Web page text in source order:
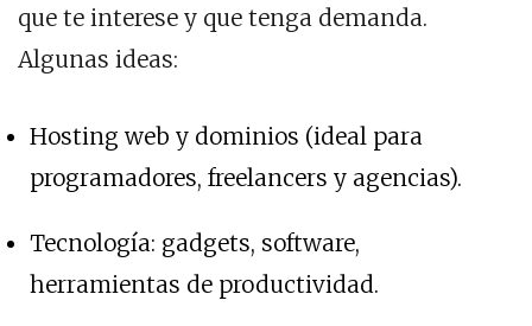
que te interese y que tenga demanda.
Algunas ideas:
Hosting web y dominios (ideal para
programadores, freelancers y agencias).
Tecnología: gadgets, software,
herramientas de productividad.